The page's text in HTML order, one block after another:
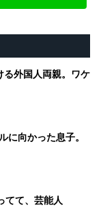
る外国人両親。ワケ
に向かった息子。
てて、芸能人